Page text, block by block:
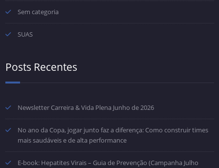
Sem categoria
SUAS
Posts Recentes
Newsletter Carreira & Vida Plena Junho de 2026
No ano da Copa, jogar junto faz a diferença: Como construir times
mais saudáveis e de alta performance
E-book: Hepatites Virais – Guia de Prevenção (Campanha Julho